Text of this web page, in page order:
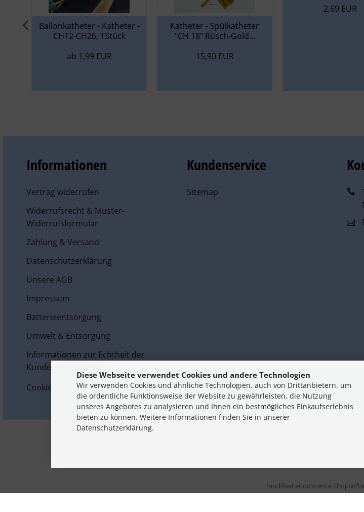
Ballonkatheter - Katheter -
CH12-CH26, 1Stück
ab 1,99 EUR
Katheter - Spülkatheter
"CH 18" Rüsch-Gold...
15,90 EUR
2,69 EUR
Informationen
Vertrag widerrufen
Widerrufsrecht & Muster-
Widerrufsformular
Zahlung & Versand
Datenschutzerklärung
Unsere AGB
Impressum
Batterieentsorgung
Umwelt & Entsorgung
Informationen zur Echtheit der
Kundenbewertungen
Cookie Einstellungen
Kundenservice
Sitemap
modified eCommerce
Diese Webseite verwendet Cookies und andere Technologien
Wir verwenden Cookies und ähnliche Technologien, auch von Drittanbietern, um
die ordentliche Funktionsweise der Website zu gewährleisten, die Nutzung
unseres Angebotes zu analysieren und Ihnen ein bestmögliches Einkaufserlebnis
bieten zu können. Weitere Informationen finden Sie in unserer
Datenschutzerklärung.